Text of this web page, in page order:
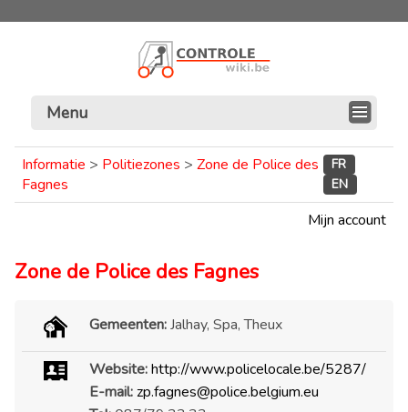
Menu
Informatie > Politiezones > Zone de Police des
Fagnes
FR
EN
Mijn account
Zone de Police des Fagnes
Gemeenten:Jalhay, Spa, Theux
Website:http://www.policelocale.be/5287/
E-mail: zp.fagnes@police.belgium.eu